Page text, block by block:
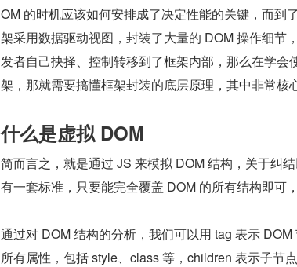
OM 的时机应该如何安排成了决定性能的关键，而到
架采用数据驱动视图，封装了大量的 DOM 操作细节
发者自己抉择、控制转移到了框架内部，那么在学
架，那就需要搞懂框架封装的底层原理，其中非常核
什么是虚拟 DOM
简而言之，就是通过 JS 来模拟 DOM 结构，关于纠
有一套标准，只要能完全覆盖 DOM 的所有结构即可
通过对 DOM 结构的分析，我们可以用 tag 表示
所有属性，包括 style、class 等，children 表示子节